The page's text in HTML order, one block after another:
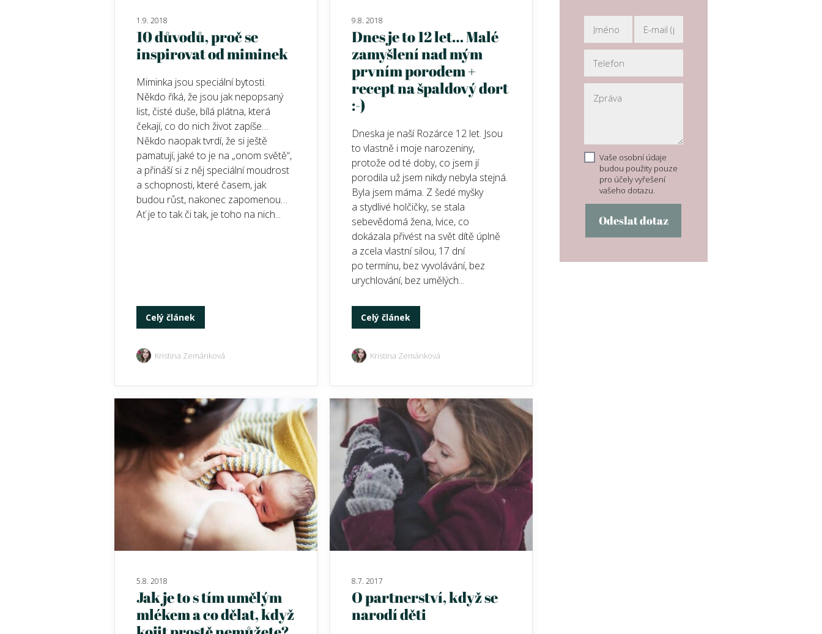
1.9. 2018
10 důvodů, proč se
inspirovat od miminek
Miminka jsou speciální bytosti.
Někdo říká, že jsou jak nepopsaný
list, čisté duše, bílá plátna, která
čekají, co do nich život zapíše…
Někdo naopak tvrdí, že si ještě
pamatují, jaké to je na „onom světě“,
a přináší si z něj speciální moudrost
a schopnosti, které časem, jak
budou růst, nakonec zapomenou…
Ať je to tak či tak, je toho na nich...
Celý článek
Kristina Zemánková
9.8. 2018
Dnes je to 12 let… Malé
zamyšlení nad mým
prvním porodem +
recept na špaldový dort
:-)
Dneska je naší Rozárce 12 let. Jsou
to vlastně i moje narozeniny,
protože od té doby, co jsem jí
porodila už jsem nikdy nebyla stejná.
Byla jsem máma. Z šedé myšky
a stydlivé holčičky, se stala
sebevědomá žena, lvice, co
dokázala přivést na svět dítě úplně
a zcela vlastní silou, 17 dní
po termínu, bez vyvolávání, bez
urychlování, bez umělých...
Celý článek
Kristina Zemánková
5.8. 2018
Jak je to s tím umělým
mlékem a co dělat, když
8.7. 2017
O partnerství, když se
narodí děti
Vaše osobní údaje
budou použity pouze
pro účely vyřešení
vašeho dotazu.
Odeslat dotaz